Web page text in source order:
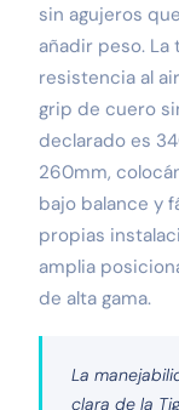
sin agujeros
añadir peso.
resistencia al
grip de cuero
declarado es
260mm,
bajo balance y
propias
amplia
de alta gama.
La
clara de la